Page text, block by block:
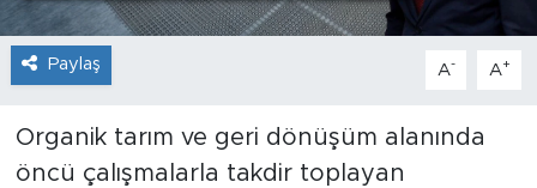
Paylaş A- A+
Organik tarım ve geri dönüşüm alanında
öncü çalışmalarla takdir toplayan